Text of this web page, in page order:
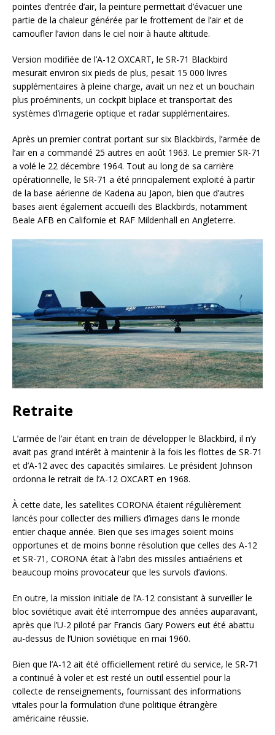
pointes d’entrée d’air, la peinture permettait d’évacuer une
partie de la chaleur générée par le frottement de l’air et de
camoufler l’avion dans le ciel noir à haute altitude.
Version modifiée de l’A-12 OXCART, le SR-71 Blackbird
mesurait environ six pieds de plus, pesait 15 000 livres
supplémentaires à pleine charge, avait un nez et un bouchain
plus proéminents, un cockpit biplace et transportait des
systèmes d’imagerie optique et radar supplémentaires.
Après un premier contrat portant sur six Blackbirds, l’armée de
l’air en a commandé 25 autres en août 1963. Le premier SR-71
a volé le 22 décembre 1964. Tout au long de sa carrière
opérationnelle, le SR-71 a été principalement exploité à partir
de la base aérienne de Kadena au Japon, bien que d’autres
bases aient également accueilli des Blackbirds, notamment
Beale AFB en Californie et RAF Mildenhall en Angleterre.
Retraite
L’armée de l’air étant en train de développer le Blackbird, il n’y
avait pas grand intérêt à maintenir à la fois les flottes de SR-71
et d’A-12 avec des capacités similaires. Le président Johnson
ordonna le retrait de l’A-12 OXCART en 1968.
À cette date, les satellites CORONA étaient régulièrement
lancés pour collecter des milliers d’images dans le monde
entier chaque année. Bien que ses images soient moins
opportunes et de moins bonne résolution que celles des A-12
et SR-71, CORONA était à l’abri des missiles antiaériens et
beaucoup moins provocateur que les survols d’avions.
En outre, la mission initiale de l’A-12 consistant à surveiller le
bloc soviétique avait été interrompue des années auparavant,
après que l’U-2 piloté par Francis Gary Powers eut été abattu
au-dessus de l’Union soviétique en mai 1960.
Bien que l’A-12 ait été officiellement retiré du service, le SR-71
a continué à voler et est resté un outil essentiel pour la
collecte de renseignements, fournissant des informations
vitales pour la formulation d’une politique étrangère
américaine réussie.